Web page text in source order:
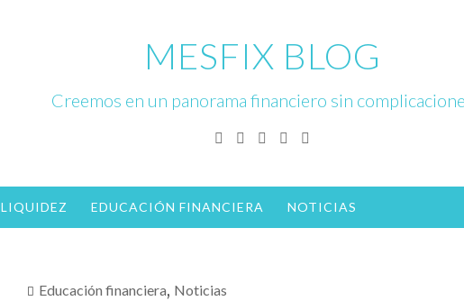
MESFIX BLOG
Creemos en un panorama financiero sin
Facebook
TwitterLinkedinInstagram
LIQUIDEZ EDUCACIÓN FINANCIERA NOTICIAS
Educación financiera, Noticias